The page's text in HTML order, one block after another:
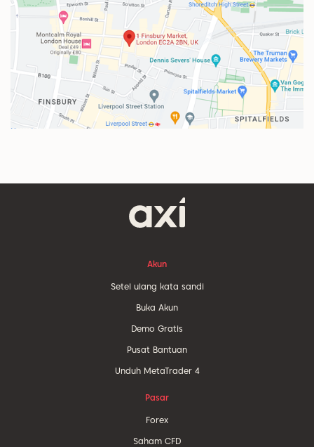
Akun
Setel ulang kata sandi
Buka Akun
Demo Gratis
Pusat Bantuan
Unduh MetaTrader 4
Pasar
Forex
Saham CFD